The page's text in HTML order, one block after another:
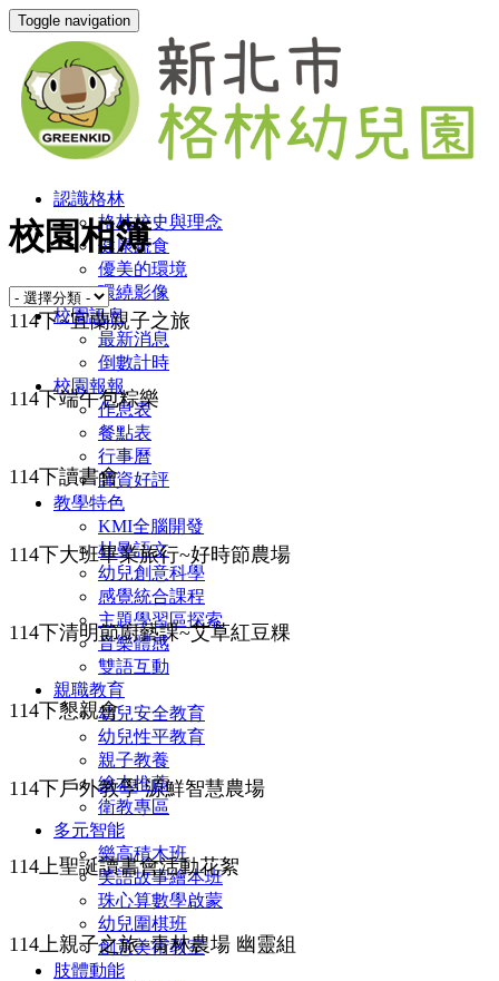
Toggle navigation
認識格林
格林校史與理念
健康蔬食
優美的環境
環繞影像
校園訊息
最新消息
倒數計時
校園報報
作息表
餐點表
行事曆
師資好評
教學特色
KMI全腦開發
杜曼語文
幼兒創意科學
感覺統合課程
主題學習區探索
音樂體感
雙語互動
親職教育
幼兒安全教育
幼兒性平教育
親子教養
繪本推薦
衛教專區
多元智能
樂高積木班
美語故事繪本班
珠心算數學啟蒙
幼兒圍棋班
創意美術教室
肢體動能
校園相簿
114下~宜蘭親子之旅
114下端午包粽樂
114下讀書會
114下大班畢業旅行~好時節農場
114下清明節廚藝課~艾草紅豆粿
114下懇親會
114下戶外教學 源鮮智慧農場
114上聖誕讀書會活動花絮
114上親子之旅~青林農場 幽靈組